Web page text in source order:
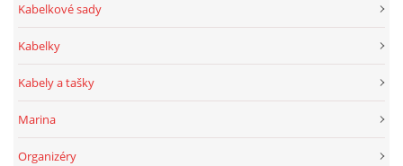
Kabelkové sady
Kabelky
Kabely a tašky
Marina
Organizéry